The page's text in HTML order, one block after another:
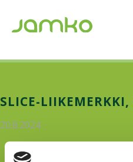
SLICE-LIIKEMERKKI,
20.8.2024